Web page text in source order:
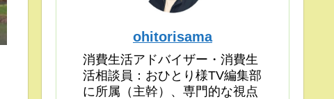
ohitorisama
消費生活アドバイザー・消費生
活相談員：おひとり様TV編集部
に所属（主幹）、専門的な視点